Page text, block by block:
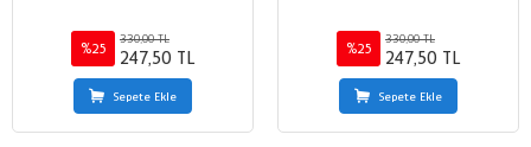
%25
330,00 TL
247,50 TL
Sepete Ekle
%25
330,00 TL
247,50 TL
Sepete Ekle